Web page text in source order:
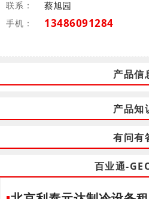
联系： 蔡旭园
手机： 13486091284
产品信
产品知
有问有
百业通-